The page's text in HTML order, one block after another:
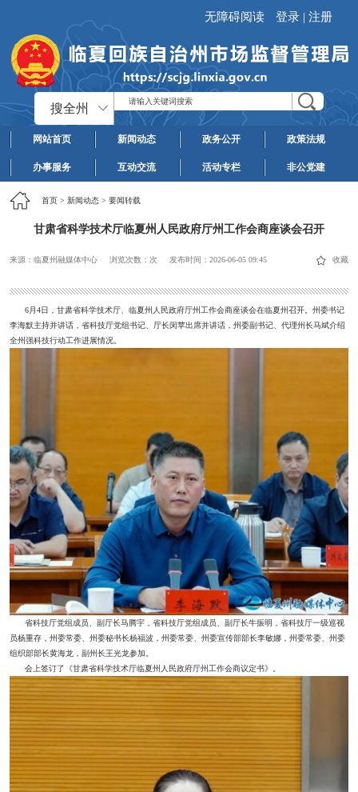
无障碍阅读 登录 | 注册
搜全州
网站首页 新闻动态 政务公开 政策法规
办事服务 互动交流 活动专栏 非公党建
首页> 新闻动态> 要闻转载
甘肃省科学技术厅临夏州人民政府厅州工作会商座谈会召开
来源：临夏州融媒体中心 浏览次数： 次 发布时间： 2026-06-05 09:45 收藏
6月4日，甘肃省科学技术厅、临夏州人民政府厅州工作会商座谈会在临夏州召开。州委书记
李海默主持并讲话，省科技厅党组书记、厅长闵苹出席并讲话，州委副书记、代理州长马斌介绍
全州强科技行动工作进展情况。
省科技厅党组成员、副厅长马腾宇，省科技厅党组成员、副厅长牛振明，省科技厅一级巡视
员杨重存，州委常委、州委秘书长杨福波，州委常委、州委宣传部部长李敏娜，州委常委、州委
组织部部长黄海龙，副州长王光龙参加。
会上签订了《甘肃省科学技术厅临夏州人民政府厅州工作会商议定书》。